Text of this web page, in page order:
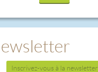
Inscrivez-vous à la newsletter